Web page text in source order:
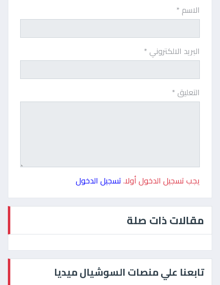
الاسم *
البريد الالكتروني *
التعليق *
يجب تسجيل الدخول أولا.تسجيل الدخول
مقالات ذات صلة
تابعنا علي منصات السوشيال ميديا